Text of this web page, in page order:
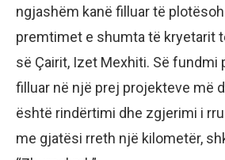
ngjashëm kanë filluar të
premtimet e shumta të kryetarit
së Çairit, Izet Mexhiti. Së fundmi
filluar në një prej projekteve më
është rindërtimi dhe zgjerimi i
me gjatësi rreth një kilometër,